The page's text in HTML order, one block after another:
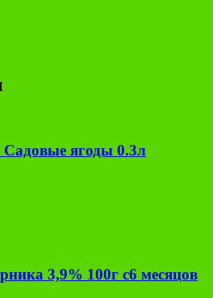
ягоды 0.3л
3,9% 100г с6 месяцов